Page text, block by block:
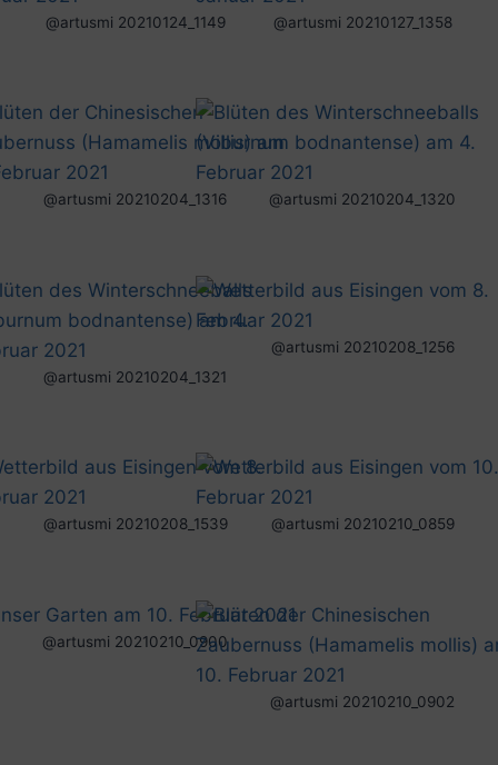
@artusmi 20210124_1149 @artusmi 20210127_1358
@artusmi 20210204_1316 @artusmi 20210204_1320
@artusmi 20210204_1321
@artusmi 20210208_1256
@artusmi 20210208_1539 @artusmi 20210210_0859
@artusmi 20210210_0900
@artusmi 20210210_0902